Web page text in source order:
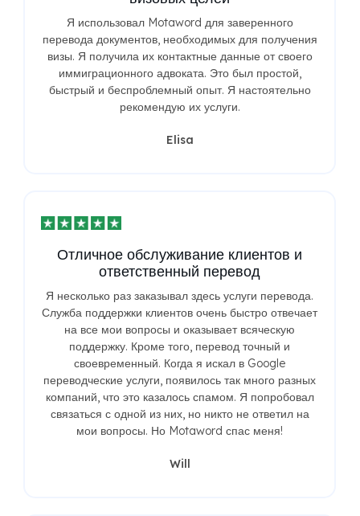
Я использовал Motaword для заверенного
перевода документов, необходимых для получения
визы. Я получила их контактные данные от своего
иммиграционного адвоката. Это был простой,
быстрый и беспроблемный опыт. Я настоятельно
рекомендую их услуги.
Elisa
Отличное обслуживание клиентов и
ответственный перевод
Я несколько раз заказывал здесь услуги перевода.
Служба поддержки клиентов очень быстро отвечает
на все мои вопросы и оказывает всяческую
поддержку. Кроме того, перевод точный и
своевременный. Когда я искал в Google
переводческие услуги, появилось так много разных
компаний, что это казалось спамом. Я попробовал
связаться с одной из них, но никто не ответил на
мои вопросы. Но Motaword спас меня!
Will